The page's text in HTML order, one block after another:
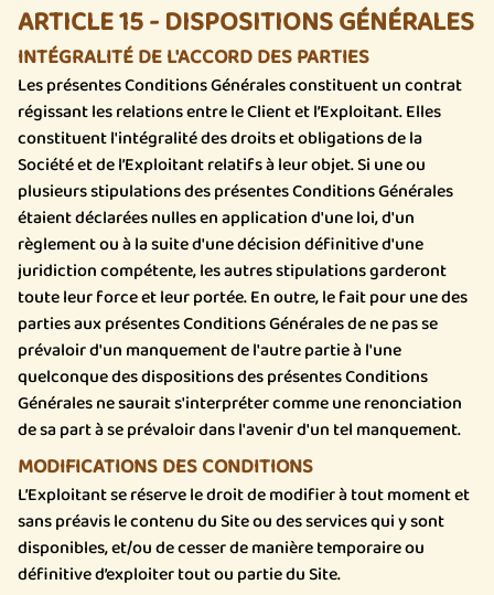
ARTICLE 15 - DISPOSITIONS GÉNÉRALES
INTÉGRALITÉ DE L'ACCORD DES PARTIES
Les présentes Conditions Générales constituent un contrat
régissant les relations entre le Client et l’Exploitant. Elles
constituent l'intégralité des droits et obligations de la
Société et de l’Exploitant relatifs à leur objet. Si une ou
plusieurs stipulations des présentes Conditions Générales
étaient déclarées nulles en application d'une loi, d'un
règlement ou à la suite d'une décision définitive d'une
juridiction compétente, les autres stipulations garderont
toute leur force et leur portée. En outre, le fait pour une des
parties aux présentes Conditions Générales de ne pas se
prévaloir d'un manquement de l'autre partie à l'une
quelconque des dispositions des présentes Conditions
Générales ne saurait s'interpréter comme une renonciation
de sa part à se prévaloir dans l'avenir d'un tel manquement.
MODIFICATIONS DES CONDITIONS
L’Exploitant se réserve le droit de modifier à tout moment et
sans préavis le contenu du Site ou des services qui y sont
disponibles, et/ou de cesser de manière temporaire ou
définitive d’exploiter tout ou partie du Site.